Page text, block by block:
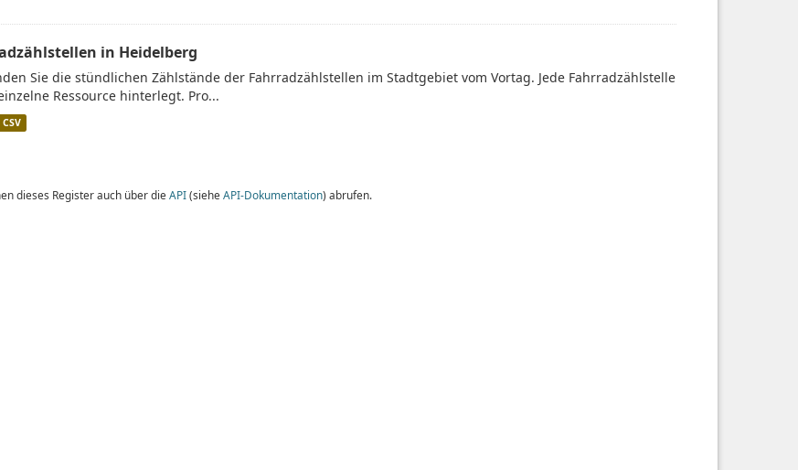
in Heidelberg
Sie die stündlichen Zählstände der Fahrradzählstellen im Stadtgebiet vom Vortag. Jede Fahrradzählstelle
Ressource hinterlegt. Pro...
CSV
dieses Register auch über die API(siehe API-Dokumentation) abrufen.